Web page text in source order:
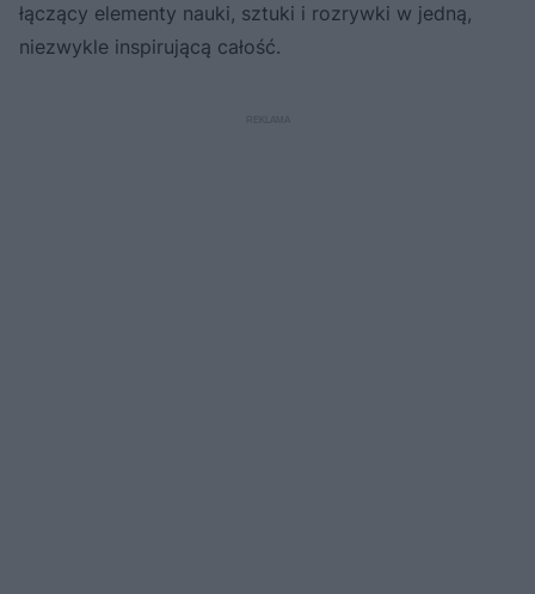
łączący elementy nauki, sztuki i rozrywki w jedną,
niezwykle inspirującą całość.